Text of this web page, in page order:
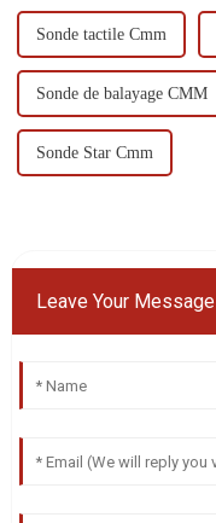
Sonde tactile Cmm
Sonde de balayage CMM
Sonde Star Cmm
Leave Your Message